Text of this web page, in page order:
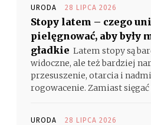
URODA 28 LIPCA 2026
Stopy latem – czego
pielęgnować, aby były
gładkie Latem stopy są
widoczne, ale też bardziej
przesuszenie, otarcia i
rogowacenie. Zamiast sięgać
URODA 28 LIPCA 2026